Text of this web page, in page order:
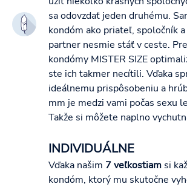
sa odovzdať jeden druhému.
kondóm ako priateľ, spoločník
partner nesmie stáť v ceste.
kondómy MISTER SIZE
ste ich takmer necítili. Vďaka
ideálnemu prispôsobeniu a
mm je medzi vami počas sexu
Takže si môžete naplno
INDIVIDUÁLNE
Vďaka našim 7 veľkostiam si
kondóm, ktorý mu skutočne